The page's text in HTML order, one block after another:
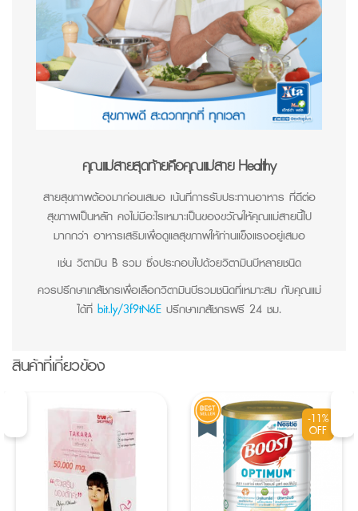
คุณแม่สายสุดท้ายคือคุณแม่สาย Healthy
สายสุขภาพต้องมาก่อนเสมอ เน้นที่การรับประทานอาหาร ที่ดีต่อ
สุขภาพเป็นหลัก คงไม่มีอะไรเหมาะเป็นของขวัญให้คุณแม่สายนี้ไป
มากกว่า อาหารเสริมเพื่อดูแลสุขภาพให้ท่านแข็งแรงอยู่เสมอ
เช่น วิตามิน B รวม ซึ่งประกอบไปด้วยวิตามินบีหลายชนิด
ควรปรึกษาเภสัชกรเพื่อเลือกวิตามินบีรวมชนิดที่เหมาะสม กับคุณแม่
ได้ที่ bit.ly/3f9tN6Eปรึกษาเภสัชกรฟรี 24 ชม.
สินค้าที่เกี่ยวข้อง
-11%
OFF